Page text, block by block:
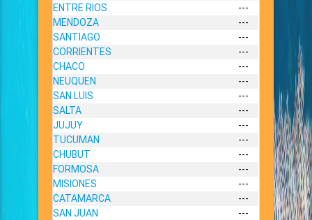
ENTRE RIOS
---
MENDOZA
---
SANTIAGO
---
CORRIENTES
---
CHACO
---
NEUQUEN
---
SAN LUIS
---
SALTA
---
JUJUY
---
TUCUMAN
---
CHUBUT
---
FORMOSA
---
MISIONES
---
CATAMARCA
---
SAN JUAN
---